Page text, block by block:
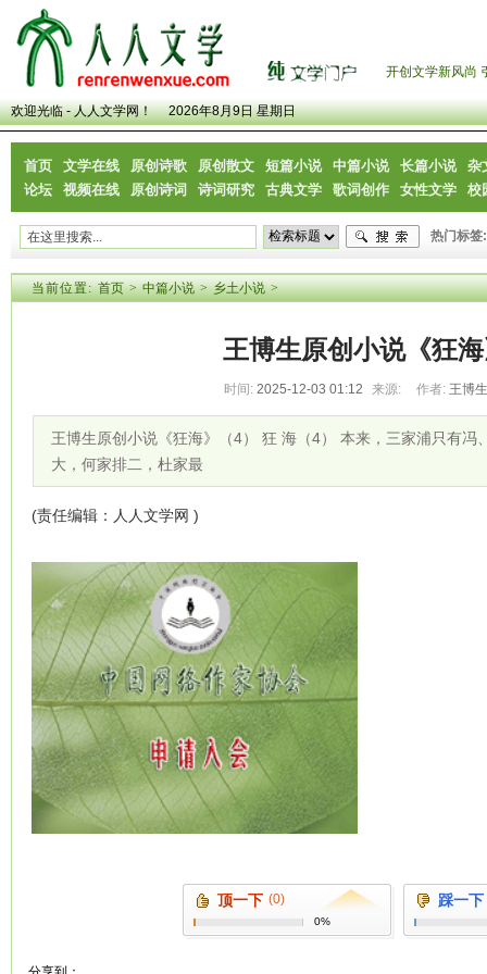
开创文学新风尚
欢迎光临 - 人人文学网！ 2026年8月9日 星期日
首页 文学在线 原创诗歌 原创散文 短篇小说 中篇小说 长篇小说
杂
论坛
视频在线 原创诗词 诗词研究 古典文学 歌词创作 女性文学 校
热门标签:
当前位置: 首页>中篇小说>乡土小说>
王博生原创小说《狂
时间: 2025-12-03 01:12 来源: 作者: 王博
王博生原创小说《狂海》（4） 狂 海（4） 本来，三家浦只有冯
大，何家排二，杜家最
(责任编辑：人人文学网 )
顶一下 (0)
0%
踩一下